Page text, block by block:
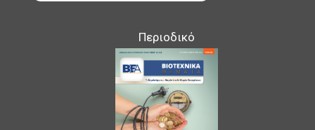
Περιοδικό